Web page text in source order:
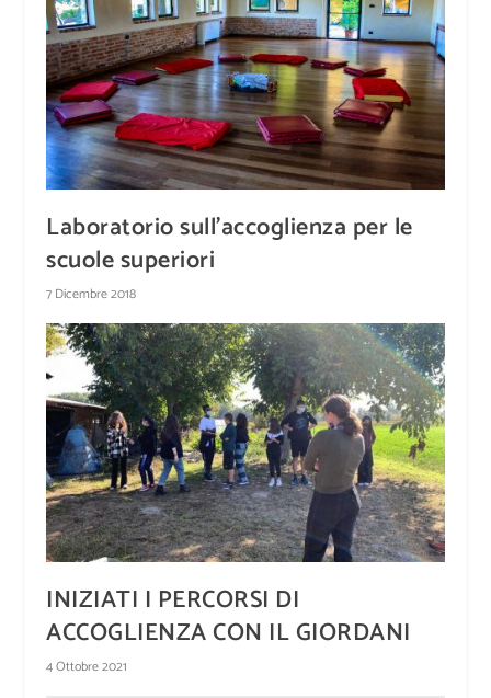
Laboratorio sull’accoglienza per le
scuole superiori
7 Dicembre 2018
INIZIATI I PERCORSI DI
ACCOGLIENZA CON IL GIORDANI
4 Ottobre 2021